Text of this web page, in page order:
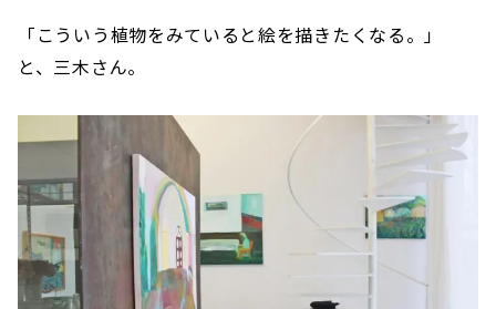
「こういう植物をみていると絵を描きたくなる。」
と、三木さん。